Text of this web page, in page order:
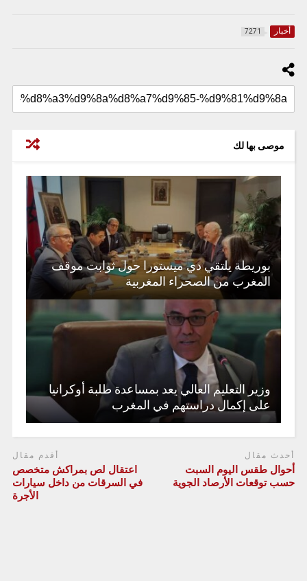
أخبار 7271
موصى بها لك
بوريطة يلتقي دي ميستورا حول ثوابت موقف
المغرب من الصحراء المغربية
وزير التعليم العالي يعد بمساعدة طلبة أوكرانيا
على إكمال دراستهم في المغرب
أحدث مقال
أحوال طقس اليوم السبت
حسب توقعات الأرصاد الجوية
أقدم مقال
اعتقال لص بمراكش متخصص
في السرقات من داخل سيارات
الأجرة